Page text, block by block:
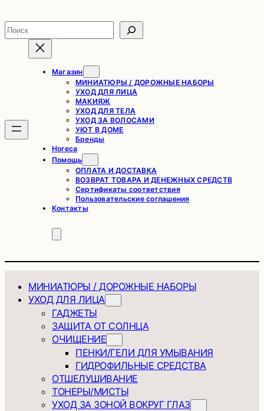
содержимому
Поиск
Магазин
МИНИАТЮРЫ / ДОРОЖНЫЕ НАБОРЫ
УХОД ДЛЯ ЛИЦА
МАКИЯЖ
УХОД ДЛЯ ТЕЛА
УХОД ЗА ВОЛОСАМИ
УЮТ В ДОМЕ
Бренды
Horeca
Помощь
ОПЛАТА И ДОСТАВКА
ВОЗВРАТ ТОВАРА И ДЕНЕЖНЫХ СРЕДСТВ
Сертификаты соответствия
Пользовательские соглашения
Контакты
МИНИАТЮРЫ / ДОРОЖНЫЕ НАБОРЫ
УХОД ДЛЯ ЛИЦА
ГАДЖЕТЫ
ЗАЩИТА ОТ СОЛНЦА
ОЧИЩЕНИЕ
ПЕНКИ/ГЕЛИ ДЛЯ УМЫВАНИЯ
ГИДРОФИЛЬНЫЕ СРЕДСТВА
ОТШЕЛУШИВАНИЕ
ТОНЕРЫ/МИСТЫ
УХОД ЗА ЗОНОЙ ВОКРУГ ГЛАЗ